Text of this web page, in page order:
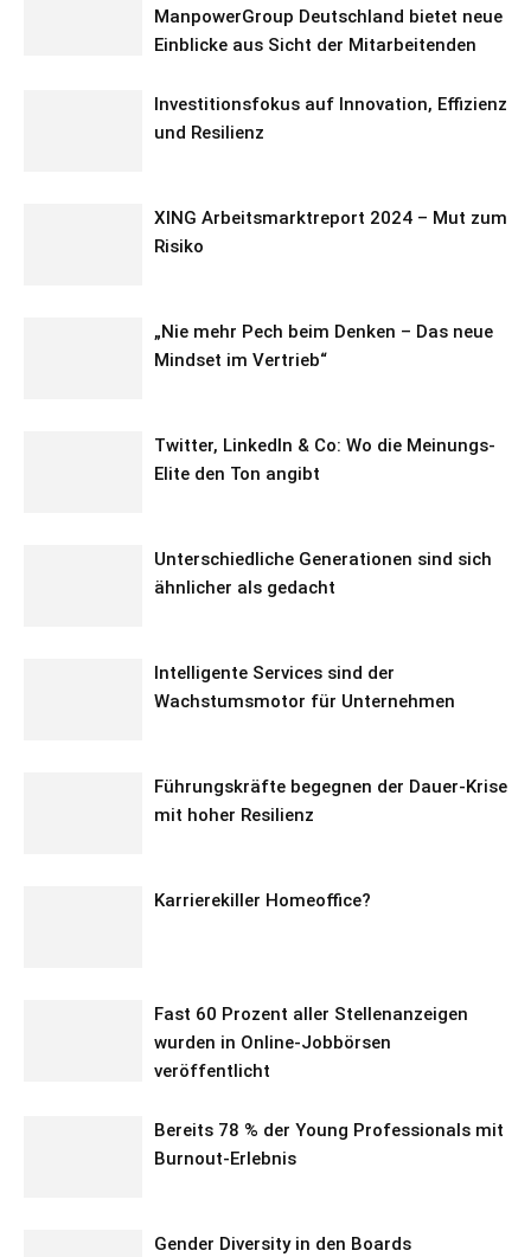
ManpowerGroup Deutschland bietet neue
Einblicke aus Sicht der Mitarbeitenden
Investitionsfokus auf Innovation, Effizienz
und Resilienz
XING Arbeitsmarktreport 2024 – Mut zum
Risiko
„Nie mehr Pech beim Denken – Das neue
Mindset im Vertrieb“
Twitter, LinkedIn & Co: Wo die Meinungs-
Elite den Ton angibt
Unterschiedliche Generationen sind sich
ähnlicher als gedacht
Intelligente Services sind der
Wachstumsmotor für Unternehmen
Führungskräfte begegnen der Dauer-Krise
mit hoher Resilienz
Karrierekiller Homeoffice?
Fast 60 Prozent aller Stellenanzeigen
wurden in Online-Jobbörsen
veröffentlicht
Bereits 78 % der Young Professionals mit
Burnout-Erlebnis
Gender Diversity in den Boards